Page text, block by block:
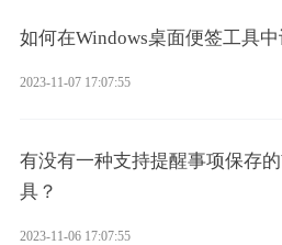
如何在Windows桌面便签工具
2023-11-07 17:07:55
有没有一种支持提醒事项保存
具？
2023-11-06 17:07:55